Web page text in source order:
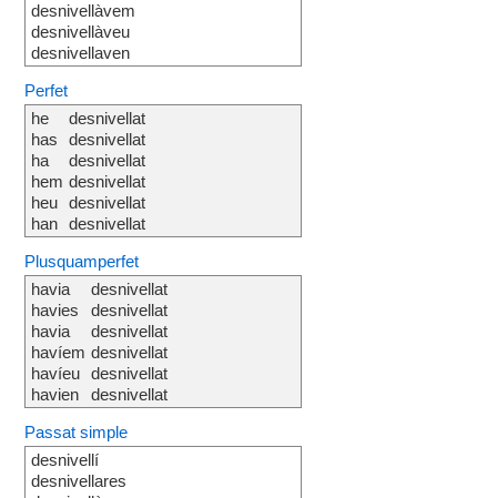
desnivellàvem
desnivellàveu
desnivellaven
Perfet
he
has
ha
hem
heu
han
desnivellat
desnivellat
desnivellat
desnivellat
desnivellat
desnivellat
Plusquamperfet
havia
havies
havia
havíem
havíeu
havien
desnivellat
desnivellat
desnivellat
desnivellat
desnivellat
desnivellat
Passat simple
desnivellí
desnivellares